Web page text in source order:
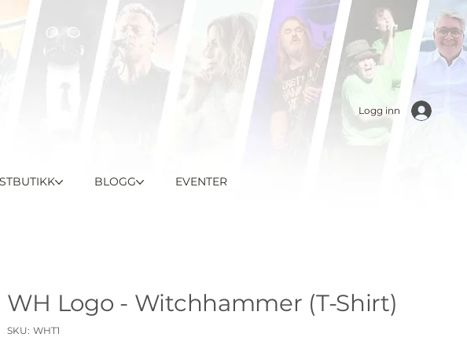
Logg inn
BLOGG
EVENTER
WH Logo - Witchhammer (T-Shirt)
SKU: SKU
WHT1
WHT1